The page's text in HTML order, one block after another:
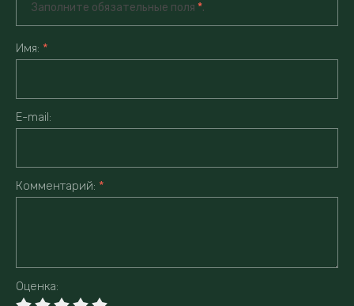
Заполните обязательные поля *.
Имя: *
E-mail:
Комментарий: *
Оценка: